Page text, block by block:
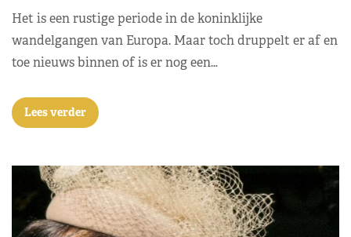
Het is een rustige periode in de koninklijke
wandelgangen van Europa. Maar toch druppelt er af en
toe nieuws binnen of is er nog een…
Lees verder